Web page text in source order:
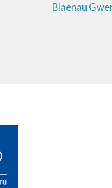
Blaenau